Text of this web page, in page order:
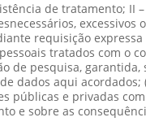
de tratamento; II –
excessivos
requisição expressa
tratados com o
de pesquisa, garantida,
dados aqui acordados;
públicas e privadas
e sobre as